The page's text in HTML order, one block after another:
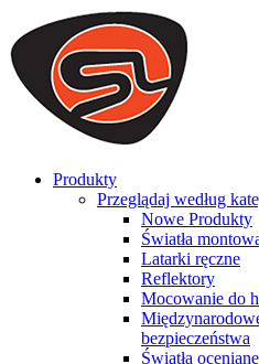
We use cookies to ensure that we
on our website. By continuing to
that cookies are used to help us
to offer you a better experience.
you can disable cookies, you can
Produkty
Przeglądaj według
Nowe Produkty
Światła
Latarki ręczne
Reflektory
Mocowanie do
bezpieczeństwa
Światła